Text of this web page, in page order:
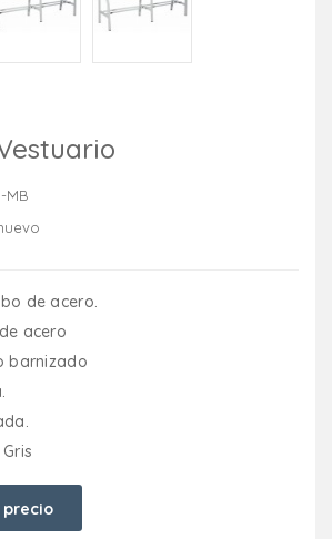
MB
de acero.
acero
barnizado
precio